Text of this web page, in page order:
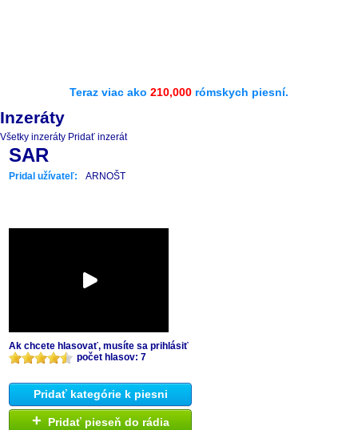
Teraz viac ako 210,000 rómskych piesní.
Inzeráty
Všetky inzeráty Pridať inzerát
SAR
Pridal užívateľ: ARNOŠT
Ak chcete hlasovať, musíte sa prihlásiť
počet hlasov: 7
Pridať kategórie k piesni
+ Pridať pieseň do rádia